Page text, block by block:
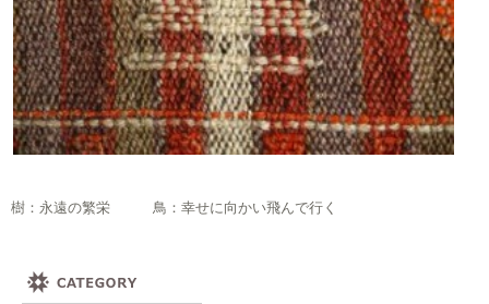
樹：永遠の繁栄 鳥：幸せに向かい飛んで行く